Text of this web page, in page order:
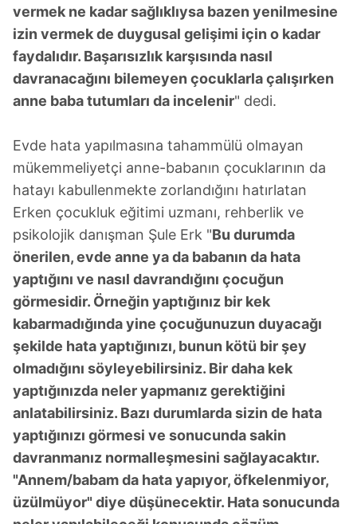
vermek ne kadar sağlıklıysa bazen yenilmesine
izin vermek de duygusal gelişimi için o kadar
faydalıdır. Başarısızlık karşısında nasıl
davranacağını bilemeyen çocuklarla çalışırken
anne baba tutumları da incelenir" dedi.
Evde hata yapılmasına tahammülü olmayan
mükemmeliyetçi anne-babanın çocuklarının da
hatayı kabullenmekte zorlandığını hatırlatan
Erken çocukluk eğitimi uzmanı, rehberlik ve
psikolojik danışman Şule Erk "Bu durumda
önerilen, evde anne ya da babanın da hata
yaptığını ve nasıl davrandığını çocuğun
görmesidir. Örneğin yaptığınız bir kek
kabarmadığında yine çocuğunuzun duyacağı
şekilde hata yaptığınızı, bunun kötü bir şey
olmadığını söyleyebilirsiniz. Bir daha kek
yaptığınızda neler yapmanız gerektiğini
anlatabilirsiniz. Bazı durumlarda sizin de hata
yaptığınızı görmesi ve sonucunda sakin
davranmanız normalleşmesini sağlayacaktır.
"Annem/babam da hata yapıyor, öfkelenmiyor,
üzülmüyor" diye düşünecektir. Hata sonucunda